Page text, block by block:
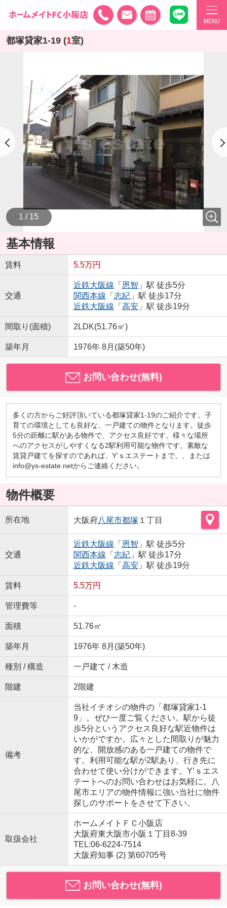
MENU
都塚貸家1-19 (1室)
1 / 15
基本情報
賃料 5.5万円
交通
近鉄大阪線 「 恩智 」駅 徒歩5分
関西本線 「 志紀」駅 徒歩17分
近鉄大阪線 「 高安」駅 徒歩19分
間取り(面積) 2LDK(51.76㎡)
築年月 1976年 8月(築50年)
お問い合わせ(無料)
多くの方からご好評頂いている都塚貸家1-19のご紹介です。子
育ての環境としても良好な、一戸建ての物件となります。徒歩
5分の距離に駅がある物件で、アクセス良好です。様々な場所
へのアクセスがしやすくなる2駅利用可能な物件です。素敵な
賃貸戸建てを探すのであれば、Y’ｓエステートまで。、または
info@ys-estate.netからご連絡ください。
物件概要
所在地 大阪府八尾市都塚 １丁目
交通
近鉄大阪線 「 恩智 」駅 徒歩5分
関西本線 「 志紀」駅 徒歩17分
近鉄大阪線 「 高安」駅 徒歩19分
賃料 5.5万円
管理費等 -
面積 51.76㎡
築年月 1976年 8月(築50年)
種別 / 構造 一戸建て / 木造
階建 2階建
備考
当社イチオシの物件の「都塚貸家1-1
9」。ぜひ一度ご覧ください。駅から徒
歩5分というアクセス良好な駅近物件は
いかがですか。広々とした間取りが魅力
的な、開放感のある一戸建ての物件で
す。利用可能な駅が2駅あり、行き先に
合わせて使い分けができます。Y’ｓエス
テートへのお問い合わせはお気軽に。八
尾市エリアの物件情報に強い当社に物件
探しのサポートをさせて下さい。
取扱会社
ホームメイトＦＣ小阪店
大阪府東大阪市小阪１丁目8-39
TEL:06-6224-7514
大阪府知事 (2) 第60705号
お問い合わせ(無料)